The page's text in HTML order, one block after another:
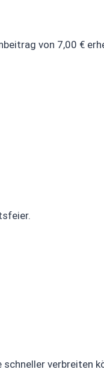
von 7,00 €
verbreiten